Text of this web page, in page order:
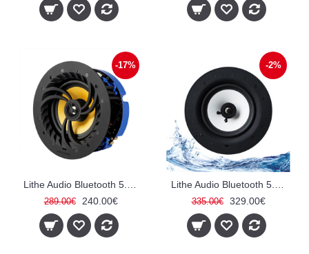
-17%
289.00€ 240.00€
-2%
335.00€ 329.00€